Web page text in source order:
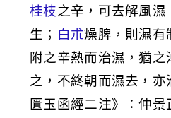
桂枝之辛，可去解風濕
生； 白朮燥脾，則濕有
附之辛熱而治濕，猶
之，不終朝而濕去，
匱玉函經二注》：仲景